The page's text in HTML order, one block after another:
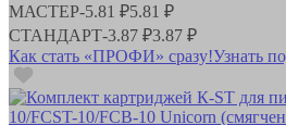
МАСТЕР-5.81 ₽5.81 ₽
СТАНДАРТ-3.87 ₽3.87 ₽
Как стать «ПРОФИ» сразу!Узнать